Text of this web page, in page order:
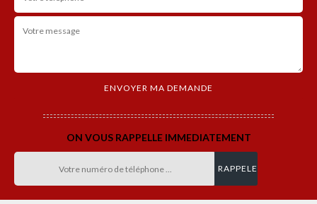
ON VOUS RAPPELLE IMMEDIATEMENT